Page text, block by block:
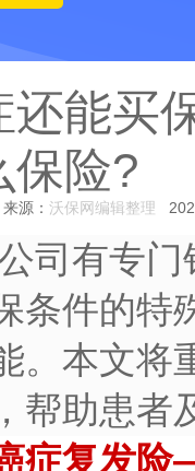
能买
保险?
来源： 沃保网编辑整理
司有专
条件的特
。本文将
帮助患者
症复发